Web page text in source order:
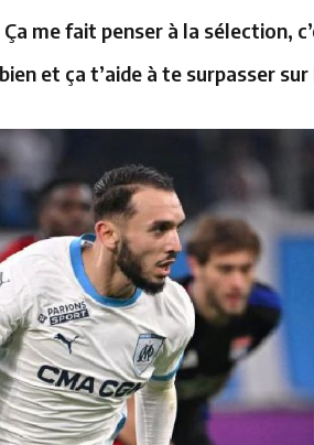
me fait penser à la sélection,
et ça t’aide à te surpasser